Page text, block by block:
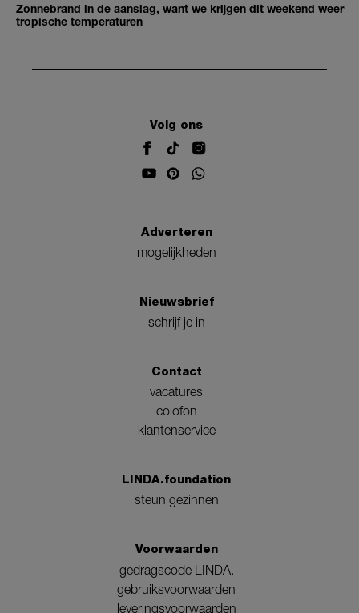
Zonnebrand in de aanslag, want we krijgen dit weekend weer
tropische temperaturen
Volg ons
Adverteren
mogelijkheden
Nieuwsbrief
schrijf je in
Contact
vacatures
colofon
klantenservice
LINDA.foundation
steun gezinnen
Voorwaarden
gedragscode LINDA.
gebruiksvoorwaarden
leveringsvoorwaarden